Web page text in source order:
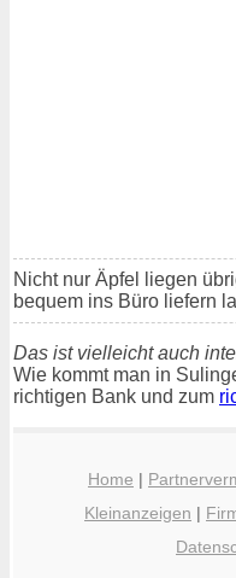
Nicht nur Äpfel liegen
bequem ins Büro liefern
Das ist vielleicht auch
Wie kommt man in
richtigen Bank und zum
Home |
Kleinanzeigen |